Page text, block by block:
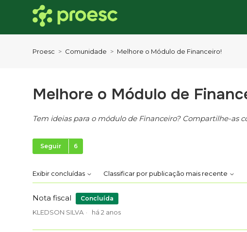
Proesc Comunidade Melhore o Módulo de Financeiro!
Melhore o Módulo de
Tem ideias para o módulo de Financeiro? Compartilhe-as
Seguir
Exibir concluídas Classificar por publicação mais recente
Nota fiscal Concluída
KLEDSON SILVA há 2 anos